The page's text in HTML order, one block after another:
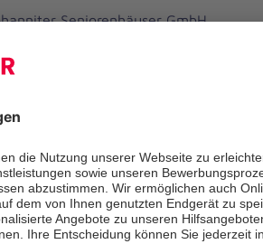
Seniorenhäuser GmbH